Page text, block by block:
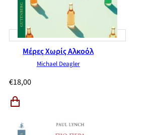
Μέρες Χωρίς Αλκοόλ
Michael Deagler
€18,00